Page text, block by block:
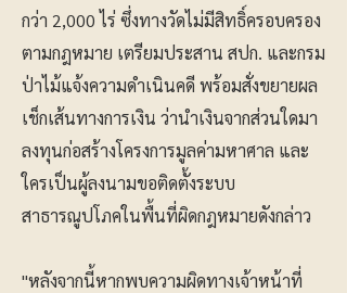
กว่า 2,000 ไร่ ซึ่งทางวัดไม่มีสิทธิ์ครอบครอง
ตามกฎหมาย เตรียมประสาน สปก. และกรม
ป่าไม้แจ้งความดำเนินคดี พร้อมสั่งขยายผล
เช็กเส้นทางการเงิน ว่านำเงินจากส่วนใดมา
ลงทุนก่อสร้างโครงการมูลค่ามหาศาล และ
ใครเป็นผู้ลงนามขอติดตั้งระบบ
สาธารณูปโภคในพื้นที่ผิดกฎหมายดังกล่าว
"หลังจากนี้หากพบความผิดทางเจ้าหน้าที่